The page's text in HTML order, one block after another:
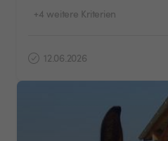
+4 weitere Kriterien
12.06.2026